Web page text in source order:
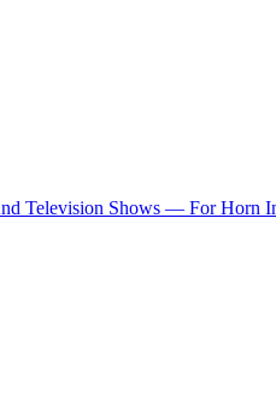
Television Shows — For Horn